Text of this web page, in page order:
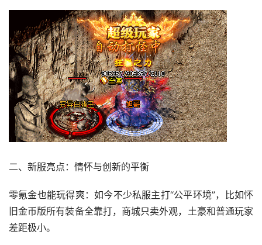
二、新服亮点：情怀与创新的平衡
零氪金也能玩得爽：如今不少私服主打“公平环境”，比如怀
旧金币版所有装备全靠打，商城只卖外观，土豪和普通玩家
差距极小。